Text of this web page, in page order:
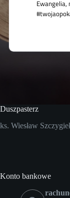
Duszpasterz
ks. Wiesław
Konto bankowe